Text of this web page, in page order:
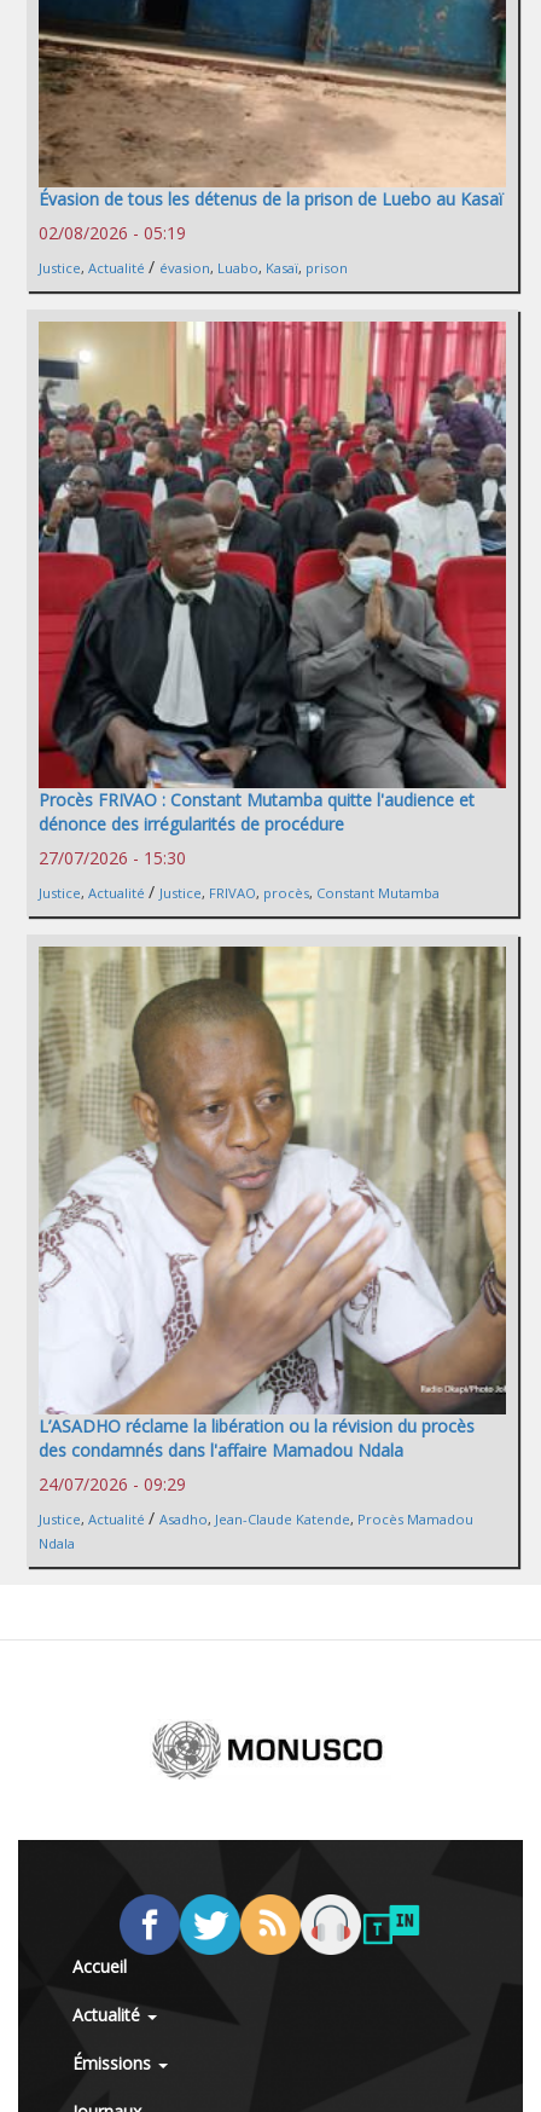
Évasion de tous les détenus de la prison de Luebo au Kasaï
02/08/2026 - 05:19
Justice, Actualité / évasion, Luabo, Kasaï, prison
Procès FRIVAO : Constant Mutamba quitte l'audience et
dénonce des irrégularités de procédure
27/07/2026 - 15:30
Justice, Actualité / Justice, FRIVAO, procès, Constant Mutamba
L’ASADHO réclame la libération ou la révision du procès
des condamnés dans l'affaire Mamadou Ndala
24/07/2026 - 09:29
Justice, Actualité / Asadho, Jean-Claude Katende, Procès Mamadou
Ndala
Accueil
Actualité
Émissions